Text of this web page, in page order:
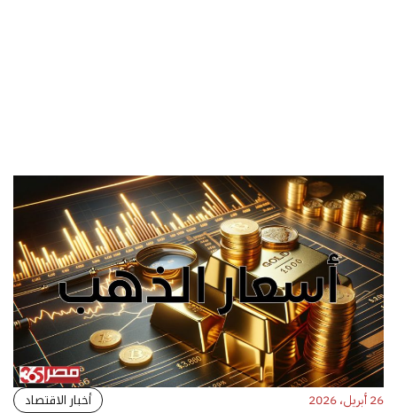
26 أبريل، 2026 أخبار الاقتصاد